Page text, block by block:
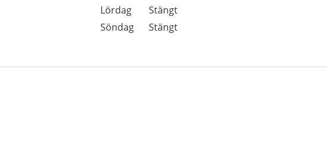
Lördag
Stängt
Söndag
Stängt